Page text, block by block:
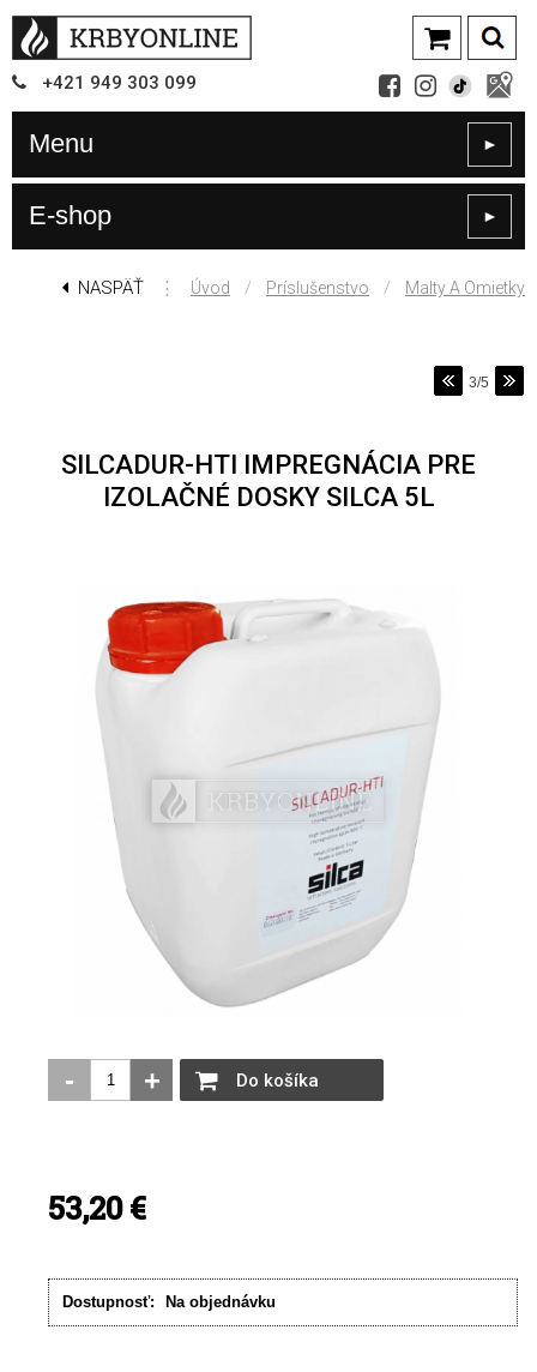
+421 949 303 099
Menu ►
E-shop ►
NASPÄŤ ⋮ Úvod / Príslušenstvo / Malty A Omietky
3/5
SILCADUR-HTI IMPREGNÁCIA PRE
IZOLAČNÉ DOSKY SILCA 5L
- + Do košíka
53,20€
Dostupnosť: Na objednávku